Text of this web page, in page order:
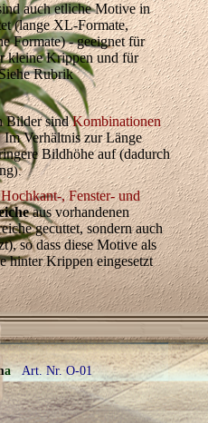
auch etliche Motive in
(lange XL-Formate,
Formate) - geeignet für
kleine Krippen und für
Rubrik
Bilder sindKombinationen
Verhältnis zur Länge
Bildhöhe auf (dadurch
).
, Fenster- und
aus vorhandenen
gecuttet, sondern auch
so dass diese Motive als
hinter Krippen eingesetzt
a Art. Nr. O-01